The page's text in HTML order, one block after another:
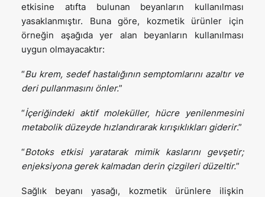
etkisine atıfta bulunan beyanların kullanılması
yasaklanmıştır. Buna göre, kozmetik ürünler için
örneğin aşağıda yer alan beyanların kullanılması
uygun olmayacaktır:
“Bu krem, sedef hastalığının semptomlarını azaltır ve
deri pullanmasını önler.”
“İçeriğindeki aktif moleküller, hücre yenilenmesini
metabolik düzeyde hızlandırarak kırışıklıkları giderir.”
“Botoks etkisi yaratarak mimik kaslarını gevşetir;
enjeksiyona gerek kalmadan derin çizgileri düzeltir.”
Sağlık beyanı yasağı, kozmetik ürünlere ilişkin